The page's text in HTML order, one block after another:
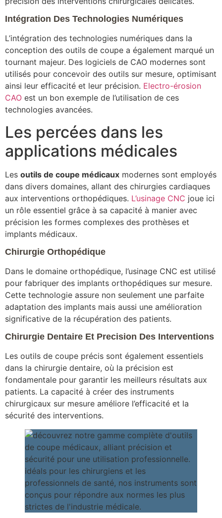
Intégration Des Technologies Numériques
L’intégration des technologies numériques dans la
conception des outils de coupe a également marqué un
tournant majeur. Des logiciels de CAO modernes sont
utilisés pour concevoir des outils sur mesure, optimisant
ainsi leur efficacité et leur précision. Electro-érosion
CAO est un bon exemple de l’utilisation de ces
technologies avancées.
Les percées dans les
applications médicales
Les outils de coupe médicaux modernes sont employés
dans divers domaines, allant des chirurgies cardiaques
aux interventions orthopédiques. L’usinage CNC joue ici
un rôle essentiel grâce à sa capacité à manier avec
précision les formes complexes des prothèses et
implants médicaux.
Chirurgie Orthopédique
Dans le domaine orthopédique, l’usinage CNC est utilisé
pour fabriquer des implants orthopédiques sur mesure.
Cette technologie assure non seulement une parfaite
adaptation des implants mais aussi une amélioration
significative de la récupération des patients.
Chirurgie Dentaire Et Precision Des Interventions
Les outils de coupe précis sont également essentiels
dans la chirurgie dentaire, où la précision est
fondamentale pour garantir les meilleurs résultats aux
patients. La capacité à créer des instruments
chirurgicaux sur mesure améliore l’efficacité et la
sécurité des interventions.